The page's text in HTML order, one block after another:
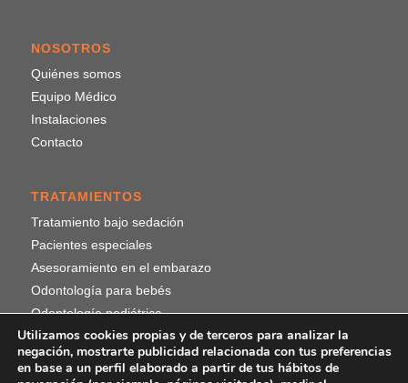
NOSOTROS
Quiénes somos
Equipo Médico
Instalaciones
Contacto
TRATAMIENTOS
Tratamiento bajo sedación
Pacientes especiales
Asesoramiento en el embarazo
Odontología para bebés
Odontología pediátrica
¡SÍGUENOS!
Utilizamos cookies propias y de terceros para analizar la
negación, mostrarte publicidad relacionada con tus preferencias
en base a un perfil elaborado a partir de tus hábitos de